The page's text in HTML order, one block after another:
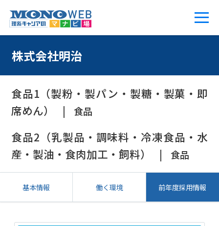
株式会社明治
食品1（製粉・製パン・製糖・製菓・即
席めん）
食品
食品2（乳製品・調味料・冷凍食品・水
産・製油・食肉加工・飼料）
食品
基本情報 働く環境 前年度採用情報